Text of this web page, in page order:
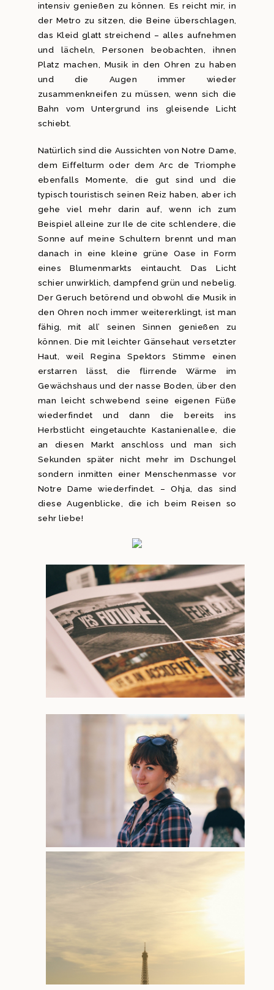
intensiv genießen zu können. Es reicht mir, in
der Metro zu sitzen, die Beine überschlagen,
das Kleid glatt streichend – alles aufnehmen
und lächeln, Personen beobachten, ihnen
Platz machen, Musik in den Ohren zu haben
und die Augen immer wieder
zusammenkneifen zu müssen, wenn sich die
Bahn vom Untergrund ins gleisende Licht
schiebt.
Natürlich sind die Aussichten von Notre Dame,
dem Eiffelturm oder dem Arc de Triomphe
ebenfalls Momente, die gut sind und die
typisch touristisch seinen Reiz haben, aber ich
gehe viel mehr darin auf, wenn ich zum
Beispiel alleine zur Ile de cite schlendere, die
Sonne auf meine Schultern brennt und man
danach in eine kleine grüne Oase in Form
eines Blumenmarkts eintaucht. Das Licht
schier unwirklich, dampfend grün und nebelig.
Der Geruch betörend und obwohl die Musik in
den Ohren noch immer weitererklingt, ist man
fähig, mit all’ seinen Sinnen genießen zu
können. Die mit leichter Gänsehaut versetzter
Haut, weil Regina Spektors Stimme einen
erstarren lässt, die flirrende Wärme im
Gewächshaus und der nasse Boden, über den
man leicht schwebend seine eigenen Füße
wiederfindet und dann die bereits ins
Herbstlicht eingetauchte Kastanienallee, die
an diesen Markt anschloss und man sich
Sekunden später nicht mehr im Dschungel
sondern inmitten einer Menschenmasse vor
Notre Dame wiederfindet. – Ohja, das sind
diese Augenblicke, die ich beim Reisen so
sehr liebe!